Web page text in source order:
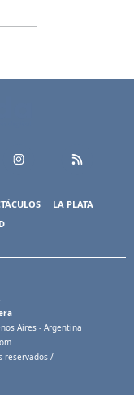
LA PLATA
Aires - Argentina
reservados /